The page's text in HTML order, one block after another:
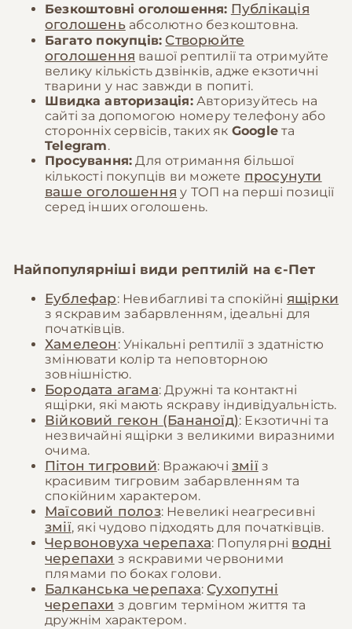
Безкоштовні оголошення: Публікація
оголошеньабсолютно безкоштовна.
Багато покупців: Створюйте
оголошення вашої рептилії та отримуйте
велику кількість дзвінків, адже екзотичні
тварини у нас завжди в попиті.
Швидка авторизація:Авторизуйтесь на
сайті за допомогою номеру телефону або
сторонніх сервісів, таких як Google та
Telegram.
Просування: Для отримання більшої
кількості покупців ви можете просунути
ваше оголошення у ТОП на перші позиції
серед інших оголошень.
Найпопулярніші види рептилій нає-Пет
Еублефар: Невибагливі та спокійні ящірки
з яскравим забарвленням, ідеальні для
початківців.
Хамелеон : Унікальні рептилії з здатністю
змінювати колір та неповторною
зовнішністю.
Бородата агама: Дружні та контактні
ящірки, які мають яскраву індивідуальність.
Війковий гекон (Бананоїд): Екзотичні та
незвичайні ящірки з великими виразними
очима.
Пітон тигровий: Вражаючізміїз
красивим тигровим забарвленням та
спокійним характером.
Маїсовий полоз: Невеликі неагресивні
змії, які чудово підходять для початківців.
Червоновуха черепаха: Популярні водні
черепахи з яскравими червоними
плямами по боках голови.
Балканська черепаха: Сухопутні
черепахи з довгим терміном життя та
дружнім характером.